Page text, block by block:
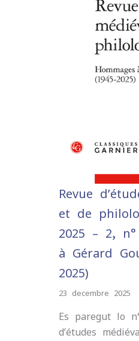
Revue
et de
2025 – 2,
à Gérard
2025)
23 decembre 2025
Es paregut lo
d’études